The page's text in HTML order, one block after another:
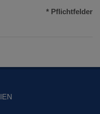
* Pflichtfelder